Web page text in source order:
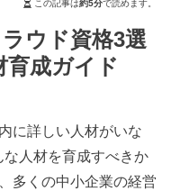
この記事は約5分で読めます。
ウド資格3選
育成ガイド
に詳しい人材がいな
人材を育成すべきか
多くの中小企業の経営